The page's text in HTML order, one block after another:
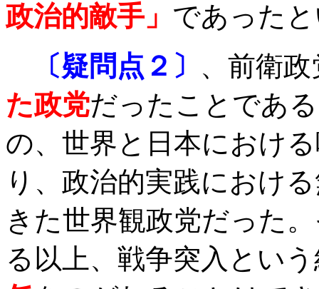
政治的敵手」 であった
〔疑問点２〕 、前衛
た政党だったことであ
の、世界と日本におけ
り、政治的実践におけ
きた世界観政党だった
る以上、戦争突入とい